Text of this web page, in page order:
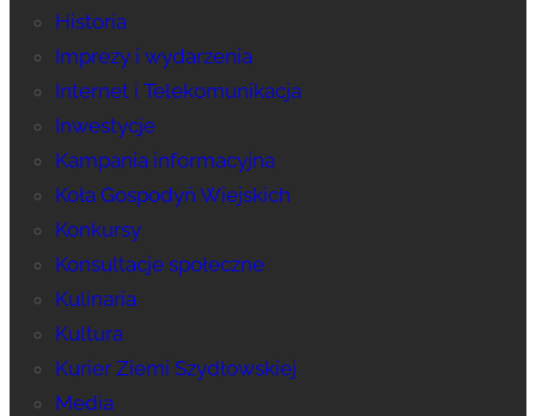
Historia
Imprezy i wydarzenia
Internet i Telekomunikacja
Inwestycje
Kampania informacyjna
Koła Gospodyń Wiejskich
Konkursy
Konsultacje społeczne
Kulinaria
Kultura
Kurier Ziemi Szydłowskiej
Media